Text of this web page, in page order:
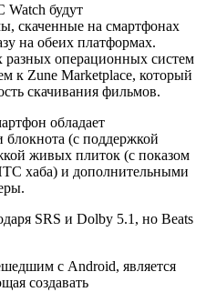
Watch будут
скаченные на смартфонах
на обеих платформах.
разных операционных систем
к Zune Marketplace, который
скачивания фильмов.
обладает
(с поддержкой
живых плиток (с показом
хаба) и дополнительными
SRS и Dolby 5.1, но Beats
с Android, является
создавать